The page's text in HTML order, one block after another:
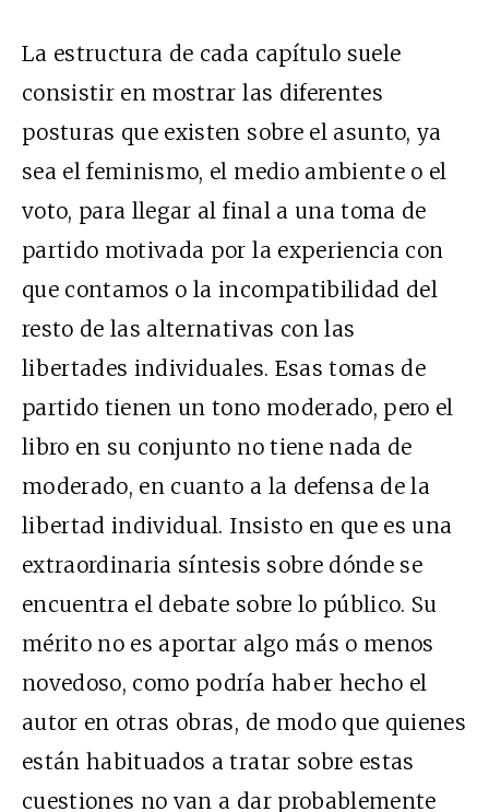
La estructura de cada capítulo suele
consistir en mostrar las diferentes
posturas que existen sobre el asunto, ya
sea el feminismo, el medio ambiente o el
voto, para llegar al final a una toma de
partido motivada por la experiencia con
que contamos o la incompatibilidad del
resto de las alternativas con las
libertades individuales. Esas tomas de
partido tienen un tono moderado, pero el
libro en su conjunto no tiene nada de
moderado, en cuanto a la defensa de la
libertad individual. Insisto en que es una
extraordinaria síntesis sobre dónde se
encuentra el debate sobre lo público. Su
mérito no es aportar algo más o menos
novedoso, como podría haber hecho el
autor en otras obras, de modo que quienes
están habituados a tratar sobre estas
cuestiones no van a dar probablemente